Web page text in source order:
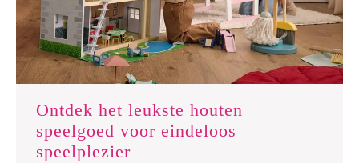
Ontdek het leukste houten
speelgoed voor eindeloos
speelplezierOntdek